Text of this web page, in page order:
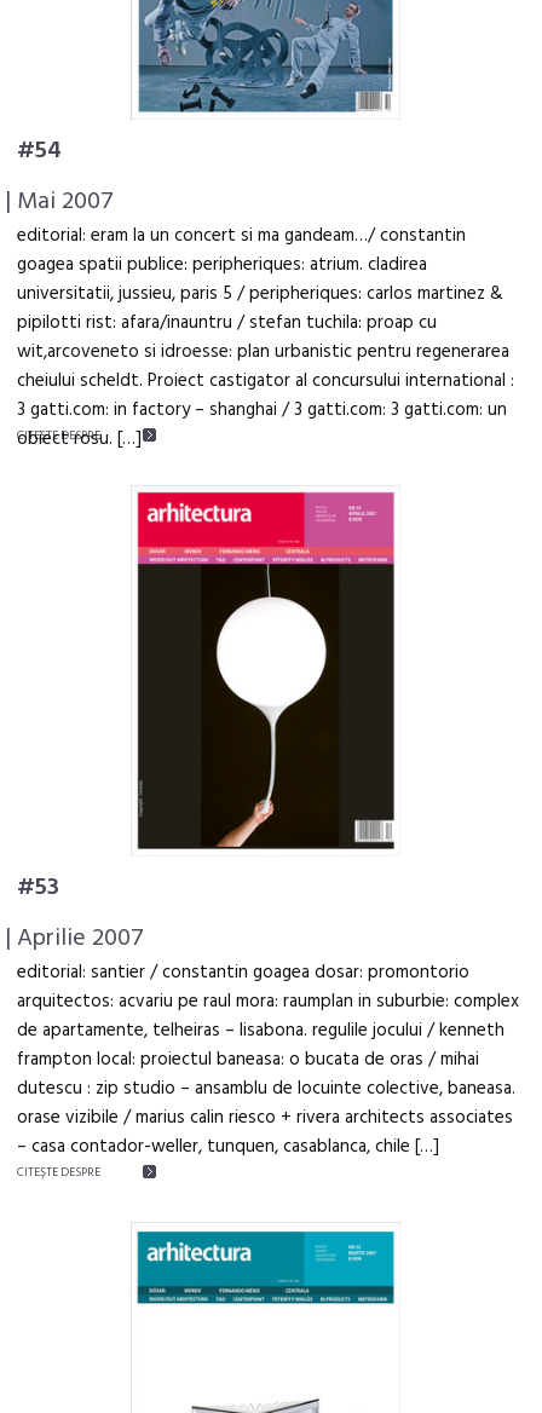
#54
| Mai 2007
editorial: eram la un concert si ma gandeam…/ constantin
goagea spatii publice: peripheriques: atrium. cladirea
universitatii, jussieu, paris 5 / peripheriques: carlos martinez &
pipilotti rist: afara/inauntru / stefan tuchila: proap cu
wit,arcoveneto si idroesse: plan urbanistic pentru regenerarea
cheiului scheldt. Proiect castigator al concursului international :
3 gatti.com: in factory – shanghai / 3 gatti.com: 3 gatti.com: un
obiect rosu. […]
CITEŞTE DESPRE
#53
| Aprilie 2007
editorial: santier / constantin goagea dosar: promontorio
arquitectos: acvariu pe raul mora: raumplan in suburbie: complex
de apartamente, telheiras – lisabona. regulile jocului / kenneth
frampton local: proiectul baneasa: o bucata de oras / mihai
dutescu : zip studio – ansamblu de locuinte colective, baneasa.
orase vizibile / marius calin riesco + rivera architects associates
– casa contador-weller, tunquen, casablanca, chile […]
CITEŞTE DESPRE